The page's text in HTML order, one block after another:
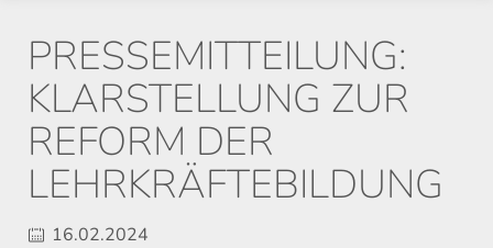
PRESSEMITTEILUNG:
KLARSTELLUNG ZUR
REFORM DER
LEHRKRÄFTEBILDUNG
16.02.2024